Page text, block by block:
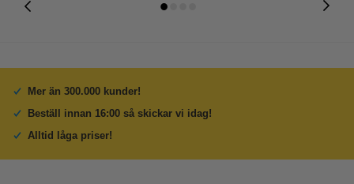
Mer än 300.000 kunder!
Beställ innan 16:00 så skickar vi idag!
Alltid låga priser!